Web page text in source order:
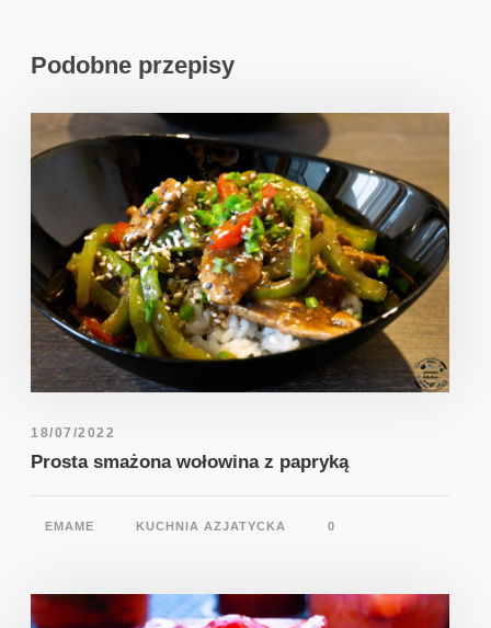
Podobne przepisy
18/07/2022
Prosta smażona wołowina z papryką
EMAME KUCHNIA AZJATYCKA 0